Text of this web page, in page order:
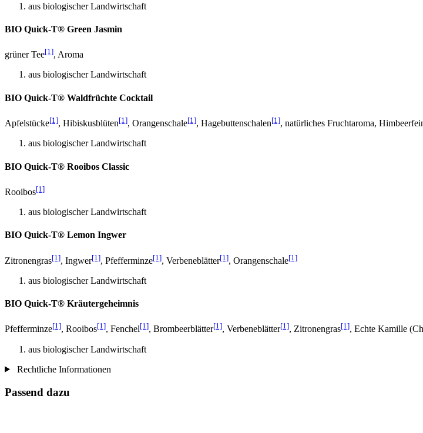
aus biologischer Landwirtschaft
BIO Quick-T® Green Jasmin
grüner Tee[1], Aroma
aus biologischer Landwirtschaft
BIO Quick-T® Waldfrüchte Cocktail
Apfelstücke[1], Hibiskusblüten[1], Orangenschale[1], Hagebuttenschalen[1], natürliches Fruchtaroma,
aus biologischer Landwirtschaft
BIO Quick-T® Rooibos Classic
Rooibos[1]
aus biologischer Landwirtschaft
BIO Quick-T® Lemon Ingwer
Zitronengras[1], Ingwer[1], Pfefferminze[1], Verbeneblätter[1], Orangenschale[1]
aus biologischer Landwirtschaft
BIO Quick-T® Kräutergeheimnis
Pfefferminze[1], Rooibos[1], Fenchel[1], Brombeerblätter[1], Verbeneblätter[1], Zitronengras[1], Echte Kamille
aus biologischer Landwirtschaft
Rechtliche Informationen
Passend dazu